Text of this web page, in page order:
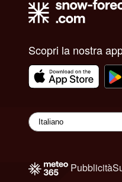
Scopri la nostra
Pubblicità